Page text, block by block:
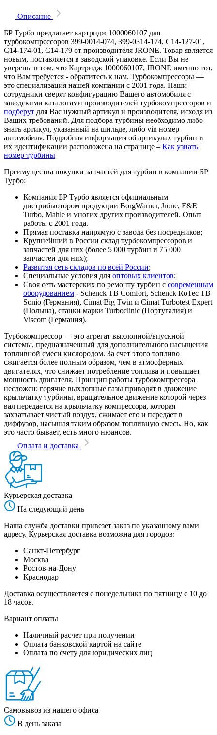
Описание
БР Турбо предлагает картридж 1000060107 для
турбокомпрессоров 399-0014-074, 399-0314-174, C14-127-01,
C14-174-01, C14-179 от производителя JRONE. Товар является
новым, поставляется в заводской упаковке. Если Вы не
уверены в том, что Картридж 1000060107, JRONE именно тот,
что Вам требуется - обратитесь к нам. Турбокомпрессоры —
это специализация нашей компании с 2001 года. Наши
сотрудники сверят конфигурацию Вашего автомобиля с
заводскими каталогами производителей турбокомпрессоров и
подберут для Вас нужный артикул и производителя, исходя из
Ваших требований. Для подбора турбины необходимо либо
знать артикул, указанный на шильде, либо vin номер
автомобиля. Подробная информация об артикулах турбин и
их идентификации расположена на странице – Как узнать
номер турбины
Преимущества покупки запчастей для турбин в компании БР
Турбо:
Компания БР Турбо является официальным
дистрибьютором продукции BorgWarner, Jrone, E&E
Turbo, Mahle и многих других производителей. Опыт
работы с 2001 года.
Прямая поставка напрямую с завода без посредников;
Крупнейший в России склад турбокомпрессоров и
запчастей для них (более 5 000 турбин и 75 000
запчастей для них);
Развитая сеть складов по всей России;
Специальные условия для оптовых клиентов;
Своя сеть мастерских по ремонту турбин с современным
оборудованием - Schenck TB Comfort, Schenck RoTec TB
Sonio (Германия), Cimat Big Twin и Cimat Turbotest Expert
(Польша), станки марки Turboclinic (Португалия) и
Viscom (Германия).
Турбокомпрессор — это агрегат выхлопной/впускной
системы, предназначенный для дополнительного насыщения
топливной смеси кислородом. За счет этого топливо
сжигается более полным образом, чем в атмосферных
двигателях, что снижает потребление топлива и повышает
мощность двигателя. Принцип работы турбокомпрессора
несложен: горячие выхлопные газы приводят в движение
крыльчатку турбины, вращательное движение которой через
вал передается на крыльчатку компрессора, которая
захватывает чистый воздух, сжимает его и передает в
диффузор, насыщая таким образом топливную смесь. Но, как
это часто бывает, есть много нюансов.
Оплата и доставка
Курьерская доставка
На следующий день
Наша служба доставки привезет заказ по указанному вами
адресу. Курьерская доставка возможна для городов:
Санкт-Петербург
Москва
Ростов-на-Дону
Краснодар
Доставка осуществляется с понедельника по пятницу с 10 до
18 часов.
Вариант оплаты
Наличный расчет при получении
Оплата банковской картой на сайте
Оплата по счету для юридических лиц
Самовывоз из нашего офиса
В день заказа